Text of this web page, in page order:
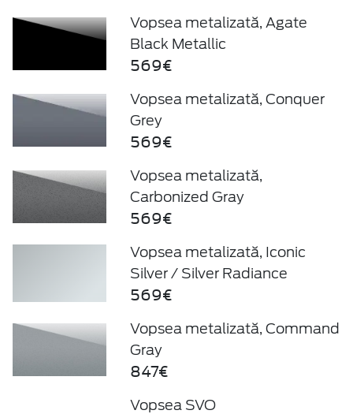
Vopsea metalizată, Agate
Black Metallic
569€
Vopsea metalizată, Conquer
Grey
569€
Vopsea metalizată,
Carbonized Gray
569€
Vopsea metalizată, Iconic
Silver / Silver Radiance
569€
Vopsea metalizată, Command
Gray
847€
Vopsea SVO